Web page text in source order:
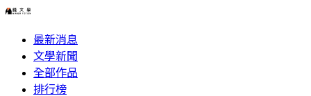
最新消息
文學新聞
全部作品
排行榜